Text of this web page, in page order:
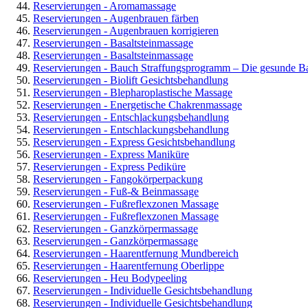
Reservierungen - Aromamassage
Reservierungen - Augenbrauen färben
Reservierungen - Augenbrauen korrigieren
Reservierungen - Basaltsteinmassage
Reservierungen - Basaltsteinmassage
Reservierungen - Bauch Straffungsprogramm – Die gesunde
Reservierungen - Biolift Gesichtsbehandlung
Reservierungen - Blepharoplastische Massage
Reservierungen - Energetische Chakrenmassage
Reservierungen - Entschlackungsbehandlung
Reservierungen - Entschlackungsbehandlung
Reservierungen - Express Gesichtsbehandlung
Reservierungen - Express Maniküre
Reservierungen - Express Pediküre
Reservierungen - Fangokörperpackung
Reservierungen - Fuß-& Beinmassage
Reservierungen - Fußreflexzonen Massage
Reservierungen - Fußreflexzonen Massage
Reservierungen - Ganzkörpermassage
Reservierungen - Ganzkörpermassage
Reservierungen - Haarentfernung Mundbereich
Reservierungen - Haarentfernung Oberlippe
Reservierungen - Heu Bodypeeling
Reservierungen - Individuelle Gesichtsbehandlung
Reservierungen - Individuelle Gesichtsbehandlung